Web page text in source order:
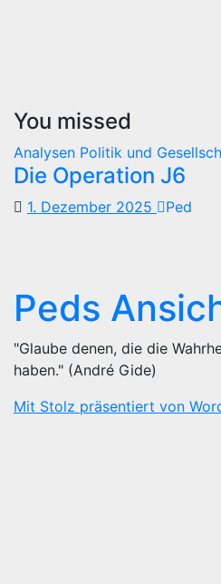
You missed
Analysen Politik und
Die Operation J6
1. Dezember 2025 Ped
Peds
"Glaube denen, die die
haben." (André Gide)
Mit Stolz präsentiert von